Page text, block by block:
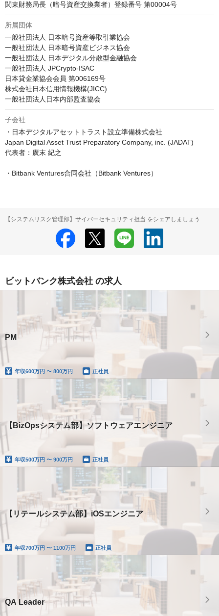
関東財務局長（暗号資産交換業者）登録番号 第00004号
所属団体
一般社団法人 日本暗号資産等取引業協会
一般社団法人 日本暗号資産ビジネス協会
一般社団法人 日本デジタル分散型金融協会
一般社団法人 JPCrypto-ISAC
日本貸金業協会会員 第006169号
株式会社日本信用情報機構(JICC)
一般社団法人日本内部監査協会
子会社
・日本デジタルアセットトラスト設立準備株式会社
Japan Digital Asset Trust Preparatory Company, inc. (JADAT)
代表者：廣末 紀之
・Bitbank Ventures合同会社（Bitbank Ventures）
【システムリスク管理部】サイバーセキュリティ担当 をシェアしましょう
ビットバンク株式会社 の求人
PM
年収600万円 〜 800万円 正社員
【BizOpsシステム部】ソフトウェアエンジニア
年収500万円 〜 900万円 正社員
【リテールシステム部】iOSエンジニア
年収700万円 〜 1100万円 正社員
QA Leader